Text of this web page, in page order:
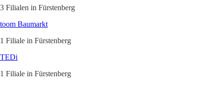
3 Filialen in Fürstenberg
toom Baumarkt
1 Filiale in Fürstenberg
TEDi
1 Filiale in Fürstenberg